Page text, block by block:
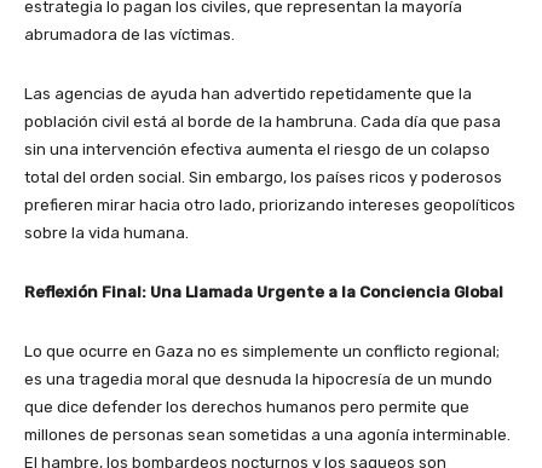
estrategia lo pagan los civiles, que representan la mayoría
abrumadora de las víctimas.
Las agencias de ayuda han advertido repetidamente que la
población civil está al borde de la hambruna. Cada día que pasa
sin una intervención efectiva aumenta el riesgo de un colapso
total del orden social. Sin embargo, los países ricos y poderosos
prefieren mirar hacia otro lado, priorizando intereses geopolíticos
sobre la vida humana.
Reflexión Final: Una Llamada Urgente a la Conciencia Global
Lo que ocurre en Gaza no es simplemente un conflicto regional;
es una tragedia moral que desnuda la hipocresía de un mundo
que dice defender los derechos humanos pero permite que
millones de personas sean sometidas a una agonía interminable.
El hambre, los bombardeos nocturnos y los saqueos son